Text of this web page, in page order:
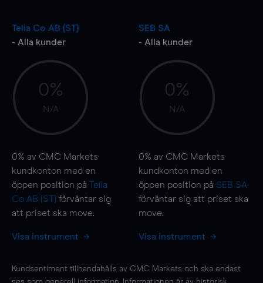
Telia Co AB (ST)
- Alla kunder
0%
N/A
0% av CMC Markets
kundkonton med en
öppen position på Telia
Co AB (ST) förväntar sig
att priset ska move.
Visa instrument
SEB SA
- Alla kunder
0%
N/A
0% av CMC Markets
kundkonton med en
öppen position på SEB SA
förväntar sig att priset ska
move.
Visa instrument
Kundsentiment tillhandahålls av CMC Markets och ska endast